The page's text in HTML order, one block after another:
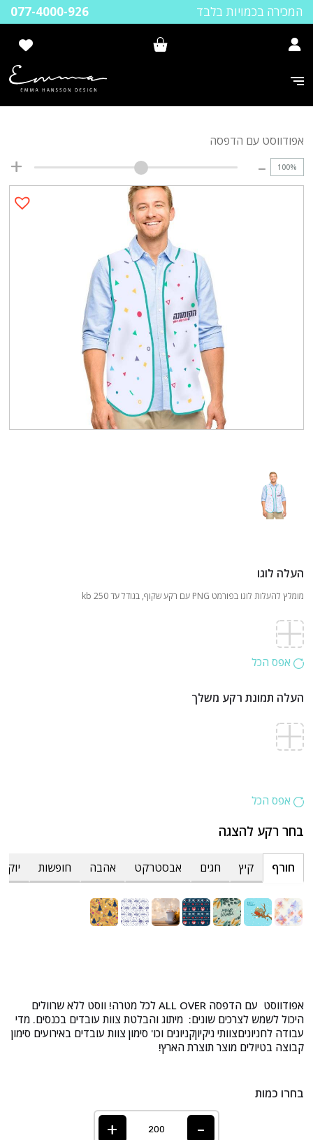
077-4000-926 המכירה בכמויות בלבד
אפודווסט עם הדפסה
100%
העלה לוגו
מומלץ להעלות לוגו בפורמט PNG עם רקע שקוף, בגודל עד 250 kb
אפס הכל
העלה תמונת רקע משלך
אפס הכל
בחר רקע להצגה
חורף קיץ חגים אבסטרקט אהבה חופשות
אפודווסט עם הדפסה ALL OVER לכל מטרה! ווסט ללא שרוולים
היכול לשמש לצרכים שונים: מיתוג והבלטת צוות עובדים בכנסים. מדי
עבודה לחניוניםצוותי ניקיוןקניונים וכו' סימון צוות עובדים באירועים סימון
קבוצה בטיולים מוצר תוצרת הארץ!
בחרו כמות
-
+